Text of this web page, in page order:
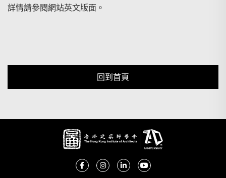
詳情請參閱網站英文版面。
回到首頁